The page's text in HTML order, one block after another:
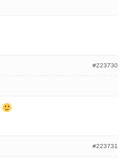
#223730
#223731